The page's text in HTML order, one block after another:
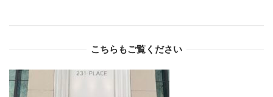
こちらもご覧ください